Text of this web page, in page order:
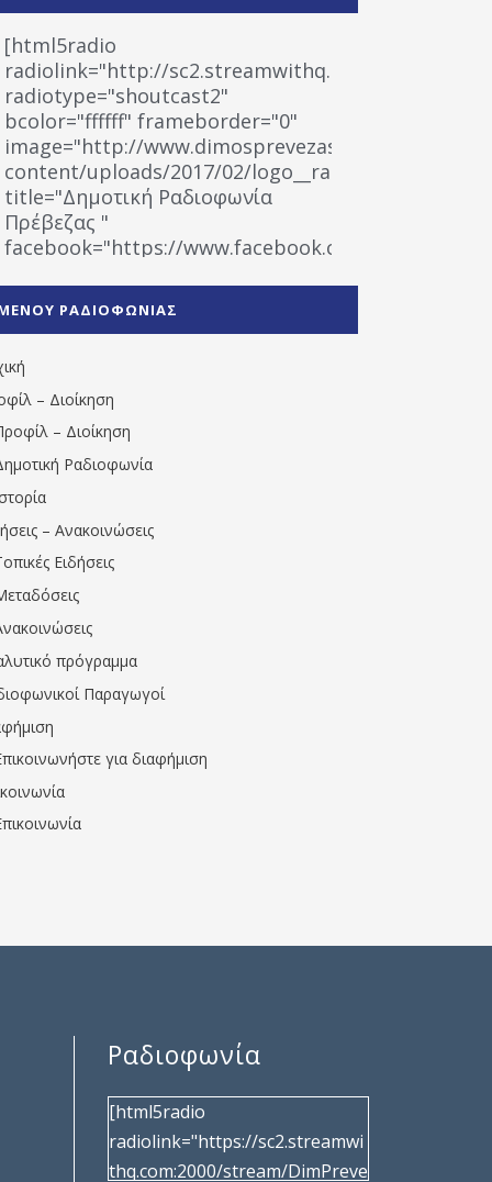
[html5radio
radiolink="http://sc2.streamwithq.com:8028/
radiotype="shoutcast2"
bcolor="ffffff" frameborder="0"
image="http://www.dimosprevezas.gr/wp-
content/uploads/2017/02/logo__radiofonias.jpg"
title="Δημοτική Ραδιοφωνία
Πρέβεζας "
facebook="https://www.facebook.com/
1531194763766854/" artist="" ]
ΡΑΔΙΟΦΩΝΙΑΣ
– Διοίκηση
– Διοίκηση
Ραδιοφωνία
– Ανακοινώσεις
Ειδήσεις
πρόγραμμα
Παραγωγοί
για διαφήμιση
Ραδιοφωνία
[html5radio
radiolink="https://sc2.streamwi
thq.com:2000/stream/DimPreve